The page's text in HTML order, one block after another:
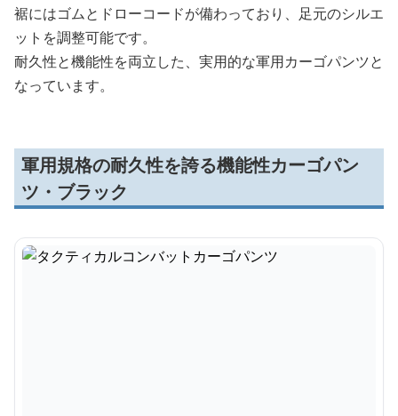
裾にはゴムとドローコードが備わっており、足元のシルエ
ットを調整可能です。
耐久性と機能性を両立した、実用的な軍用カーゴパンツと
なっています。
軍用規格の耐久性を誇る機能性カーゴパン
ツ・ブラック